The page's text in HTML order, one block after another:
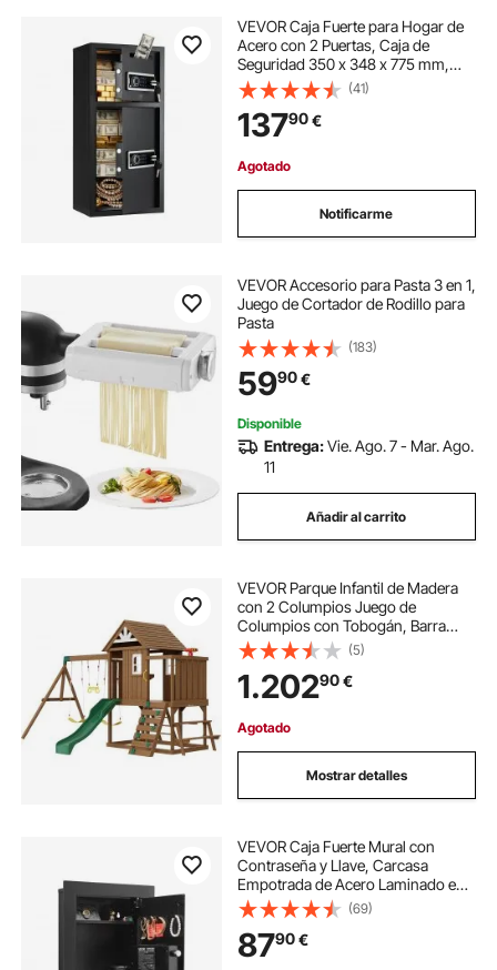
VEVOR Caja Fuerte para Hogar de
Acero con 2 Puertas, Caja de
Seguridad 350 x 348 x 775 mm,
Cerradura con Llave y Contraseña,
Sistema de Alarma Doble, para
Proteger Dinero, Documentos,
Joyas, Negro (requiere montaje)
(41)
13790€
Agotado
Notificarme
VEVOR Accesorio para Pasta 3 en 1,
Juego de Cortador de Rodillo para
Pasta
(183)
5990€
Disponible
Entrega:Vie. Ago. 7 - Mar. Ago.
11
Añadir al carrito
VEVOR Parque Infantil de Madera
con 2 Columpios Juego de
Columpios con Tobogán, Barra
Trapecio, Superior Grande con
Juguetes de Cocina, Escalera
Plana, Mesa de Pícnic, Juegos al
Aire Libre
(5)
1.20290€
Agotado
Mostrar detalles
VEVOR Caja Fuerte Mural con
Contraseña y Llave, Carcasa
Empotrada de Acero Laminado en
Frío Q235 con Estantes Ajustables
e Iluminación LED, para Dinero,
Joyas y Pasaporte, 102 x 370 x 630
mm, Negro
(69)
8790€